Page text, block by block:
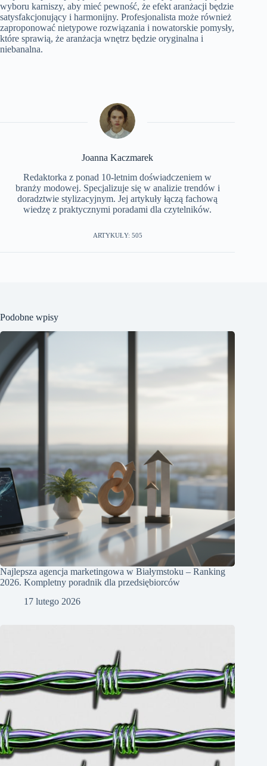
wyboru karniszy, aby mieć pewność, że efekt aranżacji będzie
satysfakcjonujący i harmonijny. Profesjonalista może również
zaproponować nietypowe rozwiązania i nowatorskie pomysły,
które sprawią, że aranżacja wnętrz będzie oryginalna i
niebanalna.
Joanna Kaczmarek
Redaktorka z ponad 10-letnim doświadczeniem w
branży modowej. Specjalizuje się w analizie trendów i
doradztwie stylizacyjnym. Jej artykuły łączą fachową
wiedzę z praktycznymi poradami dla czytelników.
ARTYKUŁY: 505
Podobne wpisy
Najlepsza agencja marketingowa w Białymstoku – Ranking
2026. Kompletny poradnik dla przedsiębiorców
17 lutego 2026